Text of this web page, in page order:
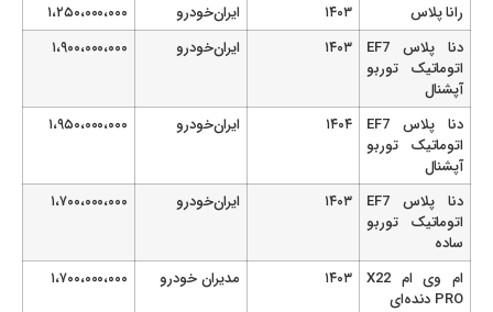
رانا پلاس
۱۴۰۳ ایران‌خودرو
۱،۲۵۰،۰۰۰،۰۰۰
دنا پلاس EF7
اتوماتیک توربو
آپشنال
۱۴۰۳ ایران‌خودرو ۱،۹۰۰،۰۰۰،۰۰۰
دنا پلاس EF7
اتوماتیک توربو
آپشنال
۱۴۰۴ ایران‌خودرو ۱،۹۵۰،۰۰۰،۰۰۰
دنا پلاس EF7
اتوماتیک توربو
ساده
۱۴۰۳ ایران‌خودرو ۱،۷۰۰،۰۰۰،۰۰۰
ام وی ام X22
PRO دنده‌ای
۱۴۰۳ مدیران خودرو ۱،۷۰۰،۰۰۰،۰۰۰